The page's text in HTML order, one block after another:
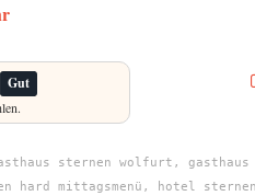
Gut
sternen wolfurt, gasthaus
hard mittagsmenü, hotel